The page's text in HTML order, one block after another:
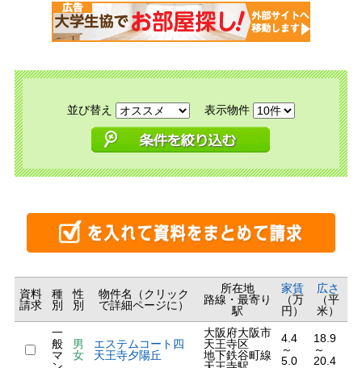
並び替え 表示物件
資料
請求
種
別
性
別
物件名（クリック
で詳細ページに）
所在地
路線・最寄り
駅
家賃
（万
円）
広さ
（平
米）
一
般
マ
男
女
エステムコート四
天王寺夕陽丘
大阪府大阪市
天王寺区
地下鉄谷町線
4.4
～
5.0
18.9
～
20.4